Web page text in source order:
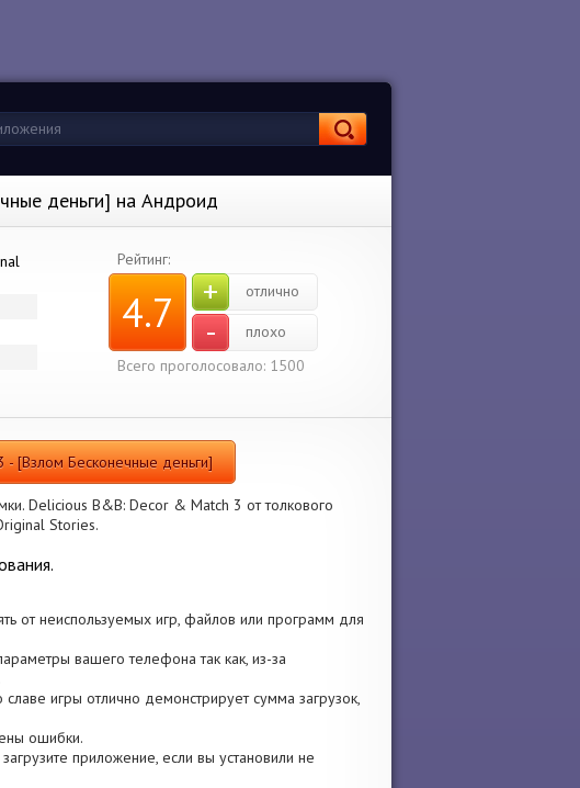
деньги] на Андроид
Рейтинг:
4.7 + отлично
-
плохо
Всего проголосовало: 1500
- [Взлом Бесконечные деньги]
Delicious B&B: Decor & Match 3 от толкового
Stories.
от неиспользуемых игр, файлов или программ для
вашего телефона так как, из-за
cлаве игры отлично демонстрирует сумма загрузок,
ошибки.
приложение, если вы установили не